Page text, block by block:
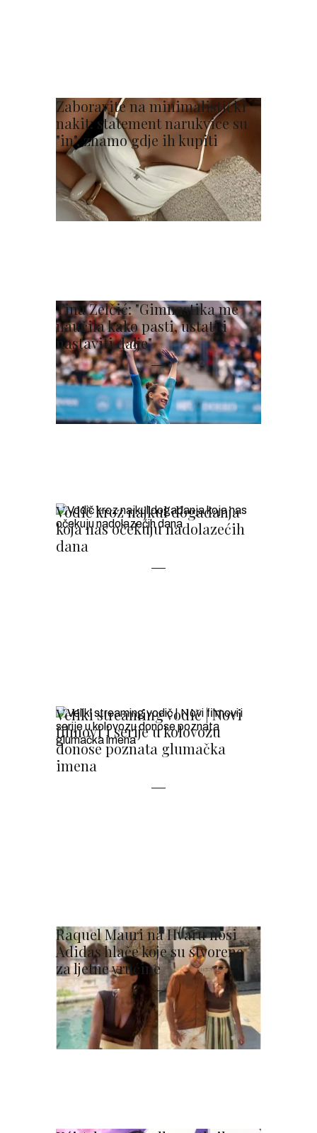
Zaboravite na minimalistički
nakit: statement narukvice su
"in", znamo gdje ih kupiti
Tina Zelčić: "Gimnastika me
naučila kako pasti, ustati i
nastaviti dalje"
Vodič kroz najkul događanja
koja nas očekuju nadolazećih
dana
Veliki streaming vodič | Novi
filmovi i serije u kolovozu
donose poznata glumačka
imena
Raquel Mauri na Hvaru nosi
Adidas hlače koje su stvorene
za ljetne vrućine